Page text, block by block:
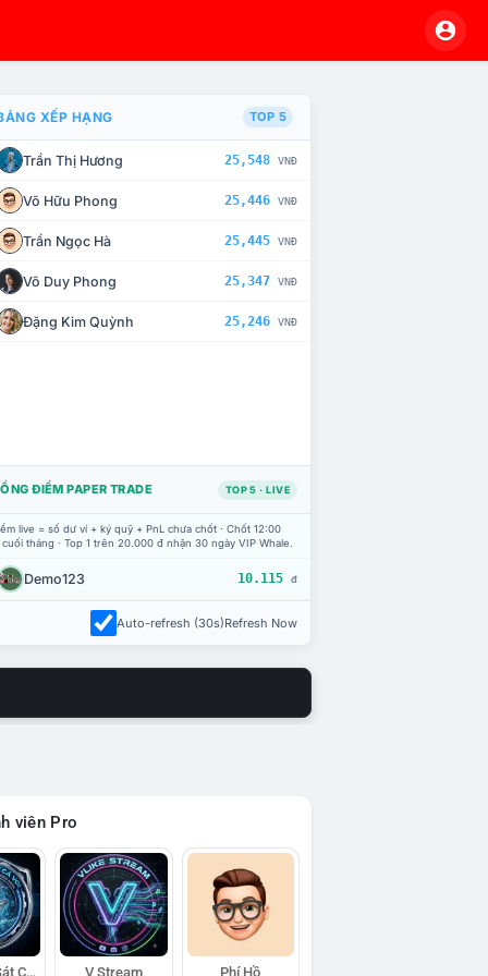
CHẾ TÀI XỬ LÝ VI PHẠM
XẾP HẠNG TOP 5
Trần Thị Hương 25,548 VNĐ
Võ Hữu Phong 25,446 VNĐ
Trần Ngọc Hà 25,445 VNĐ
Võ Duy Phong 25,347 VNĐ
Đặng Kim Quỳnh 25,246 VNĐ
ĐIỂM PAPER TRADE TOP 5 · LIVE
live = số dư ví + ký quỹ + PnL chưa chốt · Chốt 12:00
tháng · Top 1 trên 20.000 đ nhận 30 ngày VIP Whale.
Demo123 10.115 đ
Auto-refresh (30s)Refresh Now
viên Pro
Đội Trinh Sát Cá Voi V Stream Phí Hồ